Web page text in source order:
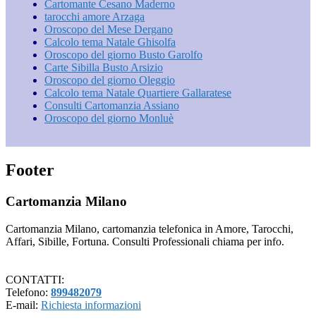
Cartomante Cesano Maderno
tarocchi amore Arzaga
Oroscopo del Mese Dergano
Calcolo tema Natale Ghisolfa
Oroscopo del giorno Busto Garolfo
Carte Sibilla Busto Arsizio
Oroscopo del giorno Oleggio
Calcolo tema Natale Quartiere Gallaratese
Consulti Cartomanzia Assiano
Oroscopo del giorno Monluè
Footer
Cartomanzia Milano
Cartomanzia Milano, cartomanzia telefonica in Amore, Tarocchi,
Affari, Sibille, Fortuna. Consulti Professionali chiama per info.
CONTATTI:
Telefono: 899482079
E-mail: Richiesta informazioni